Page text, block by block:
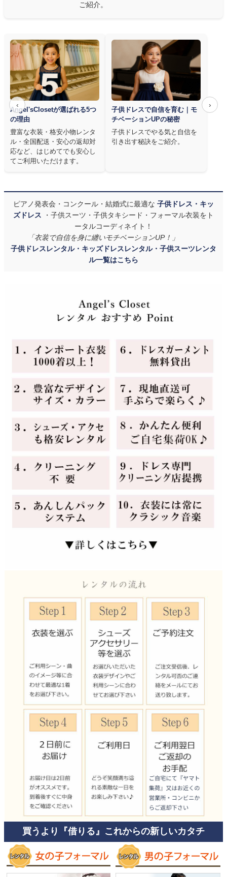
ご紹介。
‹ ›
Angel'sClosetが選ばれる5つ
の理由
豊富な衣装・格安小物レンタ
ル・全国配送・安心の返却対
応など、はじめてでも安心し
てご利用いただけます。
子供ドレスで自信を育む｜モ
チベーションUPの秘密
子供ドレスでやる気と自信を
引き出す秘訣をご紹介。
ピアノ発表会・コンクール・結婚式に最適な 子供ドレス・キッ
ズドレス
・子供スーツ・子供タキシード・フォーマル衣装をト
ータルコーディネイト！
「衣装で自信を身に纏いモチベーションUP！」
子供ドレスレンタル・キッズドレスレンタル・子供スーツレンタ
ル一覧はこちら
買うより『借りる』これからの新しいカタチ